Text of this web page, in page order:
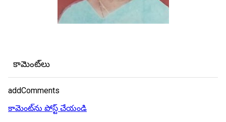
కామెంట్‌లు
addComments
కామెంట్‌ను పోస్ట్ చేయండి